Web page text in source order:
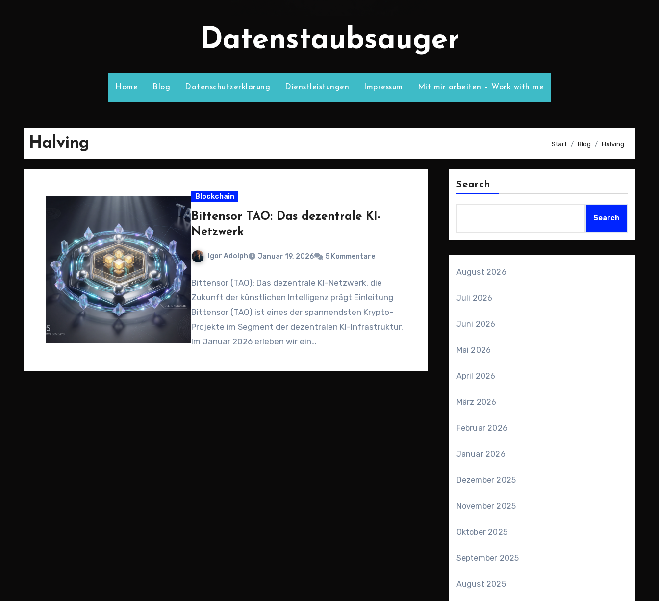
Datenstaubsauger
Home Blog Datenschutzerklärung Dienstleistungen Impressum Mit mir arbeiten – Work with me
Halving Start Blog Halving
Blockchain
Bittensor TAO: Das dezentrale KI-
Netzwerk
Igor Adolph Januar 19, 2026 5 Kommentare
Bittensor (TAO): Das dezentrale KI-Netzwerk, die
Zukunft der künstlichen Intelligenz prägt Einleitung
Bittensor (TAO) ist eines der spannendsten Krypto-
Projekte im Segment der dezentralen KI-Infrastruktur.
Im Januar 2026 erleben wir ein…
Search
Search
August 2026
Juli 2026
Juni 2026
Mai 2026
April 2026
März 2026
Februar 2026
Januar 2026
Dezember 2025
November 2025
Oktober 2025
September 2025
August 2025